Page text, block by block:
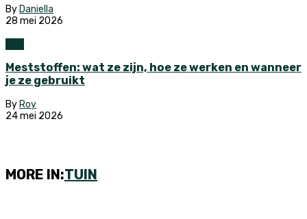
By Daniella
28 mei 2026
Meststoffen: wat ze zijn, hoe ze werken en wanneer
je ze gebruikt
By Roy
24 mei 2026
MORE IN:TUIN